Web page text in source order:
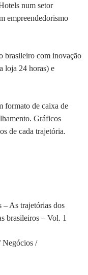
num setor
empreendedorismo
brasileiro com inovação
loja 24 horas) e
formato de caixa de
Gráficos
de cada trajetória.
– As trajetórias dos
brasileiros – Vol. 1
Negócios /